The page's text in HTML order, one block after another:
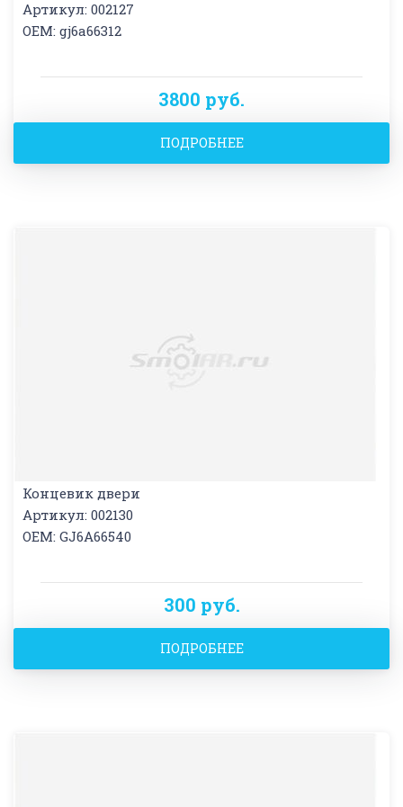
Артикул: 002127
OEM: gj6a66312
3800 руб.
ПОДРОБНЕЕ
Концевик двери
Артикул: 002130
OEM: GJ6A66540
300 руб.
ПОДРОБНЕЕ